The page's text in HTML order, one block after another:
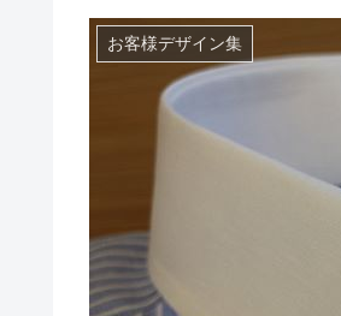
お客様デザイン集